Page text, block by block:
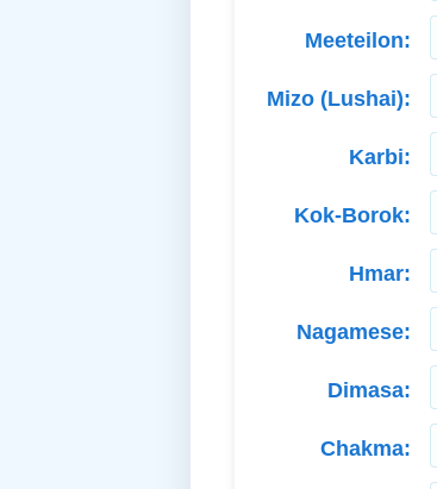
Meeteilon:
Mizo (Lushai):
Karbi:
Kok-Borok:
Hmar:
Nagamese:
Dimasa:
Chakma: